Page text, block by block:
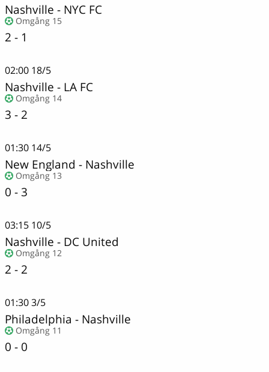
Nashville - NYC FC
Omgång 15
2 - 1
02:00 18/5
Nashville - LA FC
Omgång 14
3 - 2
01:30 14/5
New England - Nashville
Omgång 13
0 - 3
03:15 10/5
Nashville - DC United
Omgång 12
2 - 2
01:303/5
Philadelphia - Nashville
Omgång 11
0 - 0